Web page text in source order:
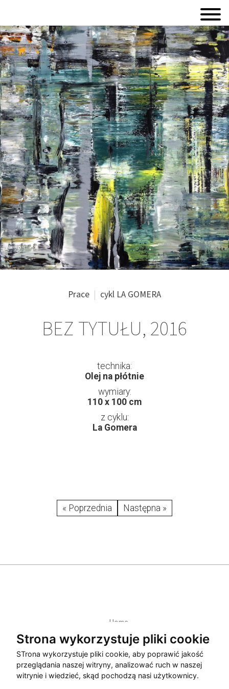
Strona wykorzystuje pliki cookie
STrona wykorzystuje pliki cookie, aby poprawić jakość
przeglądania naszej witryny, analizować ruch w naszej
witrynie i wiedzieć, skąd pochodzą nasi użytkownicy.
Prace cykl LA GOMERA
BEZ TYTUŁU, 2016
technika:
Olej na płótnie
wymiary:
110 x 100 cm
z cyklu:
La Gomera
« Poprzednia Następna »
Home
Polityka Prywatności
kontakt